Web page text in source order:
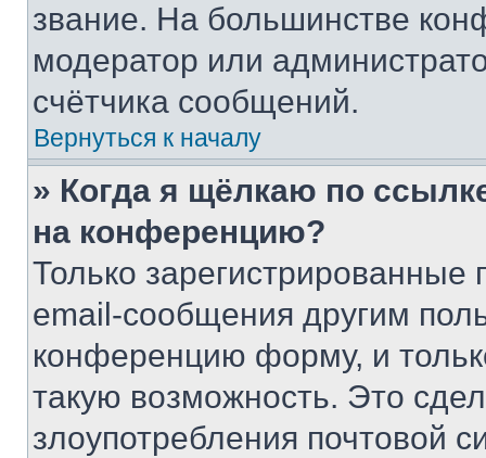
звание. На большинстве
модератор или
счётчика сообщений.
Вернуться к началу
» Когда я щёлкаю по
на конференцию?
Только зарегистрированные
email-сообщения другим
конференцию форму, и
такую возможность. Это
злоупотребления почтовой